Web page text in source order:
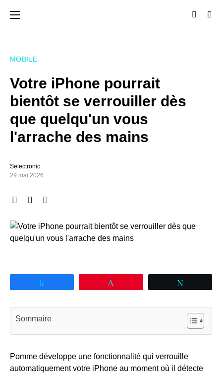
MOBILE
Votre iPhone pourrait
bientôt se verrouiller dès
que quelqu'un vous
l'arrache des mains
Selectronic
29 mai 2026
Sommaire
Pomme développe une fonctionnalité qui verrouille
automatiquement votre iPhone au moment où il détecte